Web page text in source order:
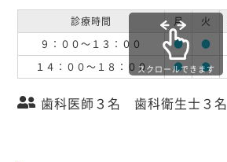
診療時間 月 火
９：００～１３：００
● ●
１４：００～１８：００
● ●
スクロールできます
歯科医師３名 歯科衛生士３名